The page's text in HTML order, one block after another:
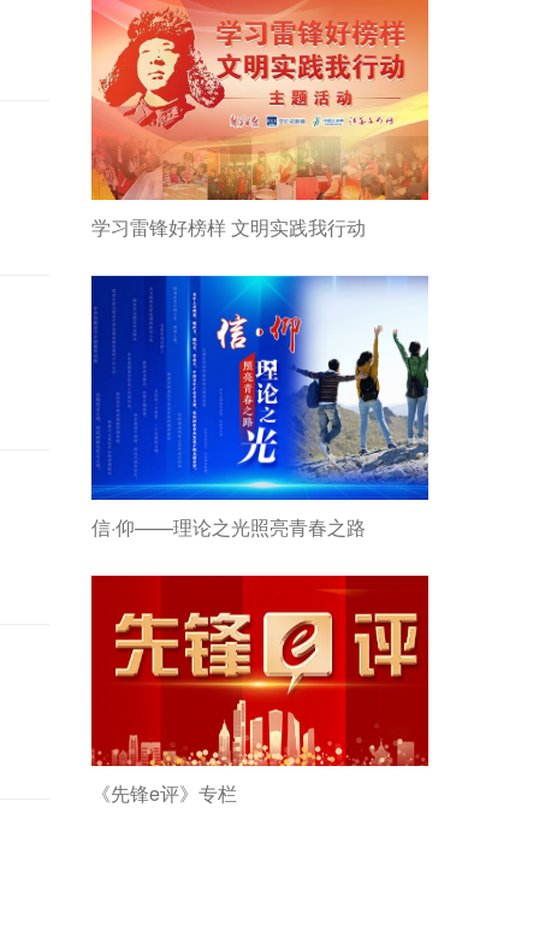
学习雷锋好榜样 文明实践我行动
信·仰——理论之光照亮青春之路
《先锋e评》专栏